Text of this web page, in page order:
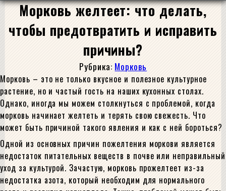
Морковь желтеет: что делать,
чтобы предотвратить и исправить
причины?
Рубрика: Морковь
Морковь – это не только вкусное и полезное культурное
растение, но и частый гость на наших кухонных столах.
Однако, иногда мы можем столкнуться с проблемой, когда
морковь начинает желтеть и терять свою свежесть. Что
может быть причиной такого явления и как с ней бороться?
Одной из основных причин пожелтения моркови является
недостаток питательных веществ в почве или неправильный
уход за культурой. Зачастую, морковь прожелтеет из-за
недостатка азота, который необходим для нормального